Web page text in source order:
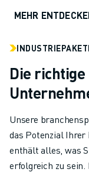
MEHR
Die
Unsere
das Potenzial Ihrer
enthält alles, was
erfolgreich zu sein.